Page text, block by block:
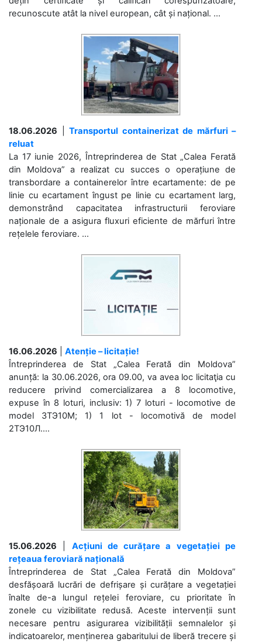
recunoscute atât la nivel european, cât și național. ...
18.06.2026
Transportul containerizat de mărfuri –
reluat
La 17 iunie 2026, Întreprinderea de Stat „Calea Ferată
din Moldova” a realizat cu succes o operațiune de
transbordare a containerelor între ecartamente: de pe
linie cu ecartament îngust pe linie cu ecartament larg,
demonstrând capacitatea infrastructurii feroviare
naționale de a asigura fluxuri eficiente de mărfuri între
rețelele feroviare. ...
16.06.2026
Atenție – licitație!
Întreprinderea de Stat „Calea Ferată din Moldova”
anunță: la 30.06.2026, ora 09.00, va avea loc licitaţia cu
reducere privind comercializarea a 8 locomotive,
expuse în 8 loturi, inclusiv: 1) 7 loturi - locomotive de
model 3ТЭ10М; 1) 1 lot - locomotivă de model
2ТЭ10Л....
15.06.2026
Acțiuni de curățare a vegetației pe
rețeaua feroviară națională
Întreprinderea de Stat „Calea Ferată din Moldova”
desfășoară lucrări de defrișare și curățare a vegetației
înalte de-a lungul rețelei feroviare, cu prioritate în
zonele cu vizibilitate redusă. Aceste intervenții sunt
necesare pentru asigurarea vizibilității semnalelor și
indicatoarelor, menținerea gabaritului de liberă trecere și